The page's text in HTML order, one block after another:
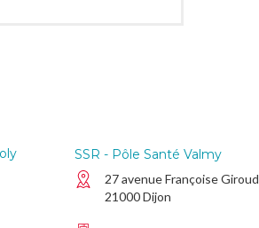
SSR - Pôle Santé Valmy
27 avenue Françoise Giroud
21000 Dijon